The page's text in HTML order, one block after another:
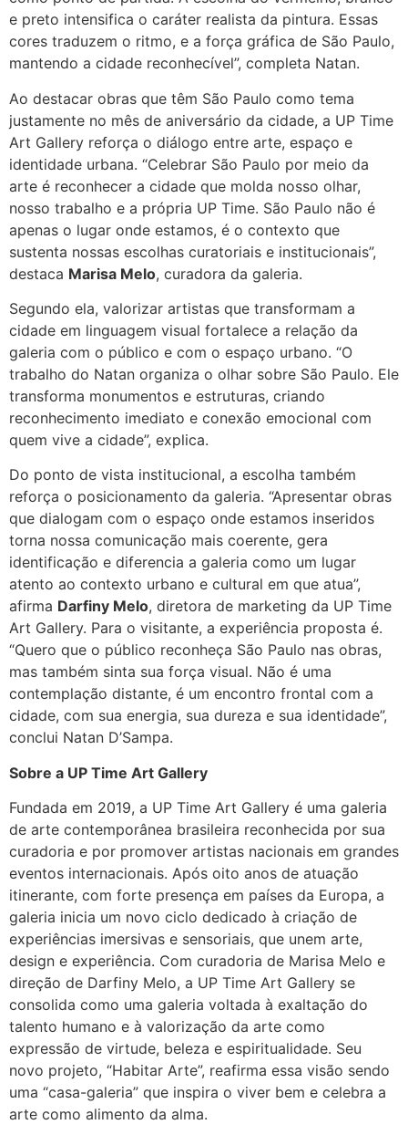
e preto intensifica o caráter realista da pintura. Essas
cores traduzem o ritmo, e a força gráfica de São Paulo,
mantendo a cidade reconhecível”, completa Natan.
Ao destacar obras que têm São Paulo como tema
justamente no mês de aniversário da cidade, a UP Time
Art Gallery reforça o diálogo entre arte, espaço e
identidade urbana. “Celebrar São Paulo por meio da
arte é reconhecer a cidade que molda nosso olhar,
nosso trabalho e a própria UP Time. São Paulo não é
apenas o lugar onde estamos, é o contexto que
sustenta nossas escolhas curatoriais e institucionais”,
destaca Marisa Melo, curadora da galeria.
Segundo ela, valorizar artistas que transformam a
cidade em linguagem visual fortalece a relação da
galeria com o público e com o espaço urbano. “O
trabalho do Natan organiza o olhar sobre São Paulo. Ele
transforma monumentos e estruturas, criando
reconhecimento imediato e conexão emocional com
quem vive a cidade”, explica.
Do ponto de vista institucional, a escolha também
reforça o posicionamento da galeria. “Apresentar obras
que dialogam com o espaço onde estamos inseridos
torna nossa comunicação mais coerente, gera
identificação e diferencia a galeria como um lugar
atento ao contexto urbano e cultural em que atua”,
afirma Darfiny Melo, diretora de marketing da UP Time
Art Gallery. Para o visitante, a experiência proposta é.
“Quero que o público reconheça São Paulo nas obras,
mas também sinta sua força visual. Não é uma
contemplação distante, é um encontro frontal com a
cidade, com sua energia, sua dureza e sua identidade”,
conclui Natan D’Sampa.
Sobre a UP Time Art Gallery
Fundada em 2019, a UP Time Art Gallery é uma galeria
de arte contemporânea brasileira reconhecida por sua
curadoria e por promover artistas nacionais em grandes
eventos internacionais. Após oito anos de atuação
itinerante, com forte presença em países da Europa, a
galeria inicia um novo ciclo dedicado à criação de
experiências imersivas e sensoriais, que unem arte,
design e experiência. Com curadoria de Marisa Melo e
direção de Darfiny Melo, a UP Time Art Gallery se
consolida como uma galeria voltada à exaltação do
talento humano e à valorização da arte como
expressão de virtude, beleza e espiritualidade. Seu
novo projeto, “Habitar Arte”, reafirma essa visão sendo
uma “casa-galeria” que inspira o viver bem e celebra a
arte como alimento da alma.